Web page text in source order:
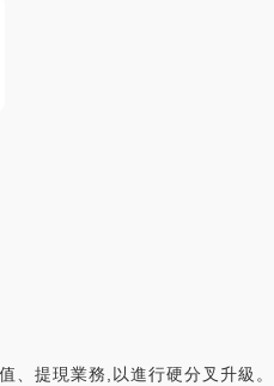
提現業務,以進行硬分叉升級。